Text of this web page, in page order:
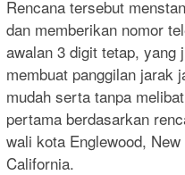
Rencana tersebut
dan memberikan nomor
awalan 3 digit tetap, yang
membuat panggilan jarak
mudah serta tanpa
pertama berdasarkan
wali kota Englewood,
California.